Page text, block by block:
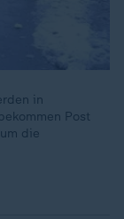
in
Post
die